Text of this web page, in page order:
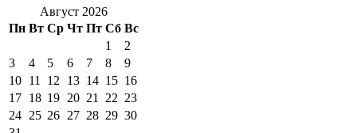
Август 2026
Пн Вт Ср Чт Пт Сб Вс
1
2
3
4 5 6 7 8
9
10 11 12 13 14 15 16
17 18 19 20 21 22 23
24 25 26 27 28 29 30